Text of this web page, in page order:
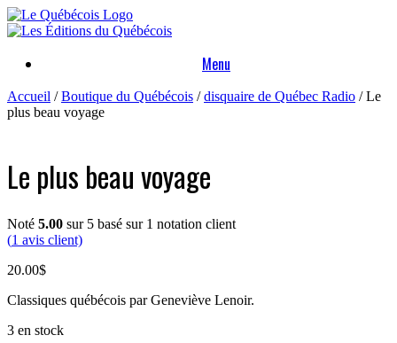
Skip
to
Menu
Accueil /Boutique du Québécois /disquaire de Québec Radio / Le
plus beau voyage
Le plus beau voyage
Noté 5.00 sur 5 basé sur 1 notation client
(1 avis client)
20.00$
Classiques québécois par Geneviève Lenoir.
3 en stock